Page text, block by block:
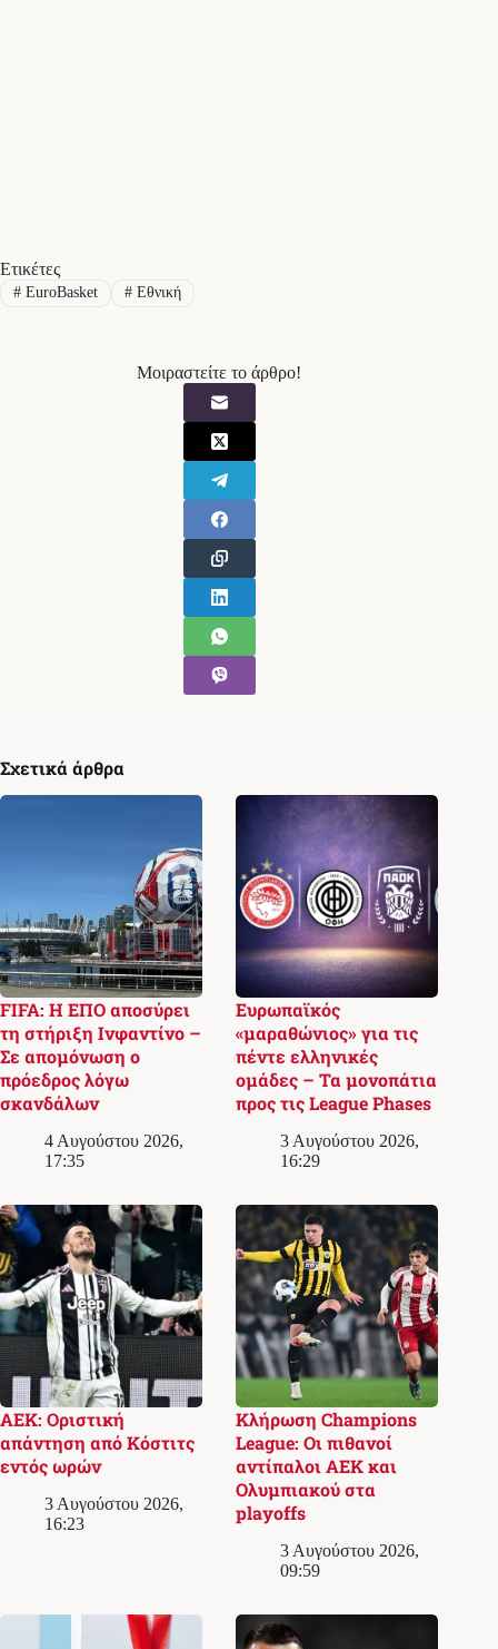
Ετικέτες
#EuroBasket #Εθνική
Μοιραστείτε το άρθρο!
Σχετικά άρθρα
FIFA: Η ΕΠΟ αποσύρει
τη στήριξη Ινφαντίνο –
Σε απομόνωση ο
πρόεδρος λόγω
σκανδάλων
4 Αυγούστου 2026,
17:35
Ευρωπαϊκός
«μαραθώνιος» για τις
πέντε ελληνικές
ομάδες – Τα μονοπάτια
προς τις League Phases
3 Αυγούστου 2026,
16:29
ΑΕΚ: Οριστική
απάντηση από Κόστιτς
εντός ωρών
3 Αυγούστου 2026,
16:23
Κλήρωση Champions
League: Οι πιθανοί
αντίπαλοι ΑΕΚ και
Ολυμπιακού στα
playoffs
3 Αυγούστου 2026,
09:59